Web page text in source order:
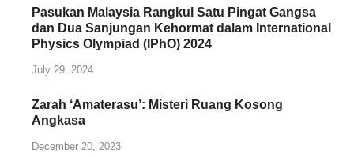
Pasukan Malaysia Rangkul Satu Pingat Gangsa
dan Dua Sanjungan Kehormat dalam International
Physics Olympiad (IPhO) 2024
July 29, 2024
Zarah ‘Amaterasu’: Misteri Ruang Kosong
Angkasa
December 20, 2023